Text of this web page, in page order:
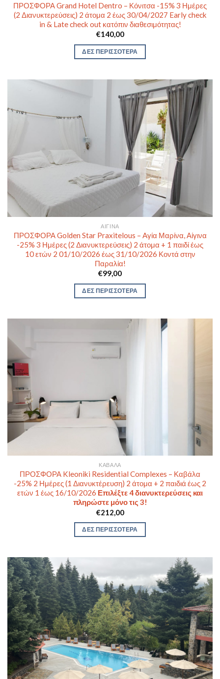
ΠΡΟΣΦΟΡΑ Grand Hotel Dentro – Κόνιτσα -15% 3 Ημέρες
(2 Διανυκτερεύσεις) 2 άτομα 2 έως 30/04/2027 Early check
in & Late check out κατόπιν διαθεσιμότητας!
€140,00
ΔΕΣ ΠΕΡΙΣΣΟΤΕΡΑ
ΑΊΓΙΝΑ
ΠΡΟΣΦΟΡΑ Golden Star Praxitelous – Aγία Μαρίνα, Αίγινα
-25% 3 Ημέρες (2 Διανυκτερεύσεις) 2 άτομα + 1 παιδί έως
10 ετών 2 01/10/2026 έως 31/10/2026 Κοντά στην
Παραλία!
€99,00
ΔΕΣ ΠΕΡΙΣΣΟΤΕΡΑ
ΚΑΒΆΛΑ
ΠΡΟΣΦΟΡΑ Kleoniki Residential Complexes – Καβάλα
-25% 2 Ημέρες (1 Διανυκτέρευση) 2 άτομα + 2 παιδιά έως 2
ετών 1 έως 16/10/2026 Επιλέξτε 4 διανυκτερεύσεις και
πληρώστε μόνο τις 3!
€212,00
ΔΕΣ ΠΕΡΙΣΣΟΤΕΡΑ